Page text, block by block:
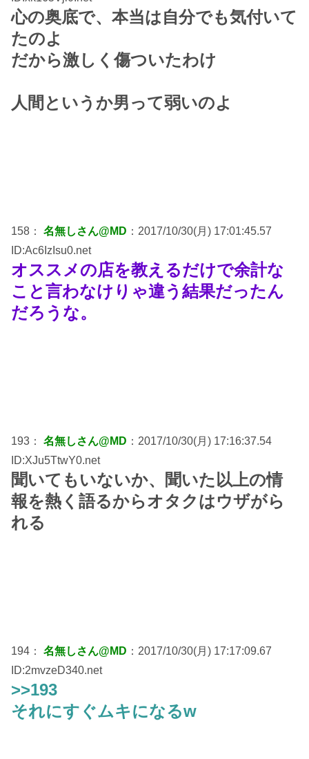
心の奥底で、本当は自分でも気付いて
たのよ
だから激しく傷ついたわけ
人間というか男って弱いのよ
158： 名無しさん@MD ：2017/10/30(月) 17:01:45.57
ID:Ac6IzIsu0.net
オススメの店を教えるだけで余計な
こと言わなけりゃ違う結果だったん
だろうな。
193： 名無しさん@MD ：2017/10/30(月) 17:16:37.54
ID:XJu5TtwY0.net
聞いてもいないか、聞いた以上の情
報を熱く語るからオタクはウザがら
れる
194： 名無しさん@MD ：2017/10/30(月) 17:17:09.67
ID:2mvzeD340.net
>>193
それにすぐムキになるw